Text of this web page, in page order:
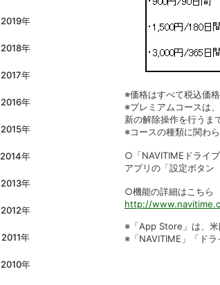
2019年
2018年
2017年
2016年
2015年
2014年
2013年
2012年
2011年
2010年
※価格はすべて税込価格
※プレミアムコースは
新の解除操作を行うま
※コースの種類に関わ
○「NAVITIMEドライ
アプリの「設定ボタ
○機能の詳細はこちら
http://
※「App Store」は、米
※「NAVITIME」「ドラ